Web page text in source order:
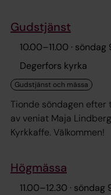
Gudstjänst
10.00–11.00 ·
Degerfors kyrka
Tionde söndagen efter trefaldighet.
av veniat Maja
Kyrkkaffe. Välkommen!
Högmässa
11.00–12.30 · söndag